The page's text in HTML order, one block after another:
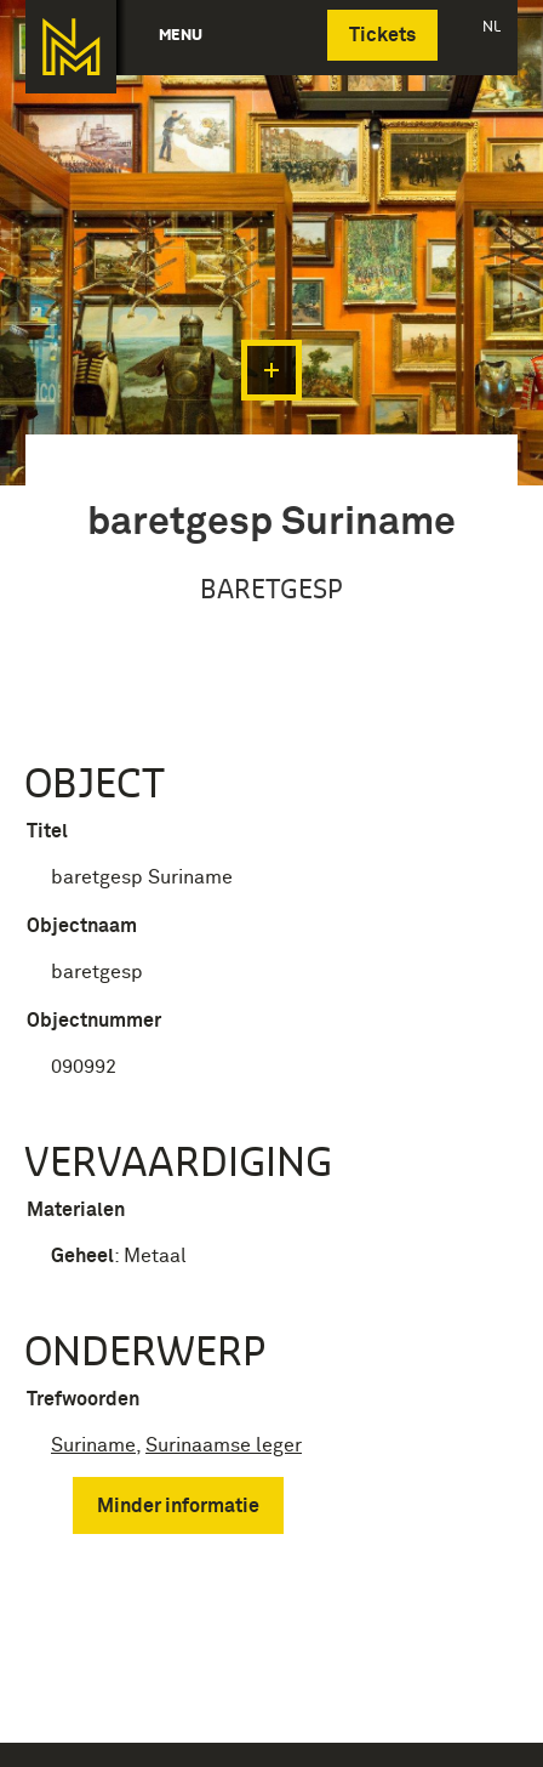
MENU Tickets NL
Deutsch
baretgesp Suriname
BARETGESP
OBJECT
Titel
baretgesp Suriname
Objectnaam
baretgesp
Objectnummer
090992
VERVAARDIGING
Materialen
Geheel: Metaal
ONDERWERP
Trefwoorden
Suriname Surinaamse leger
Minder informatie